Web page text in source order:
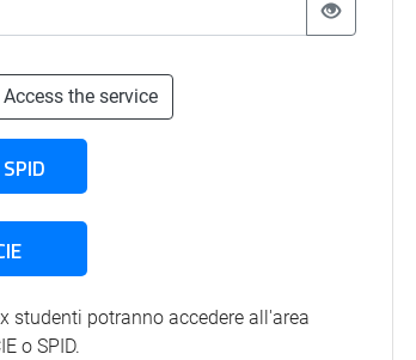
the service
studenti potranno accedere all'area
o SPID.